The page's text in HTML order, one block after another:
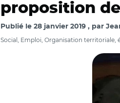
proposition
Publié le 28 janvier 2019 par
Social, Emploi, Organisation territoriale,
©